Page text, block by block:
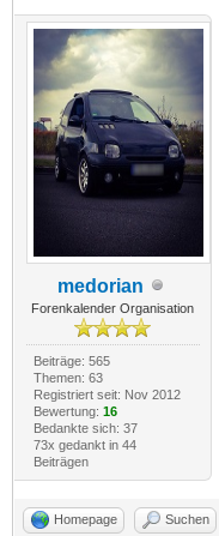
medorian
Forenkalender Organisation
Beiträge: 565
Themen: 63
Registriert seit: Nov 2012
Bewertung: 16
Bedankte sich: 37
73x gedankt in 44
Beiträgen
Homepage Suchen